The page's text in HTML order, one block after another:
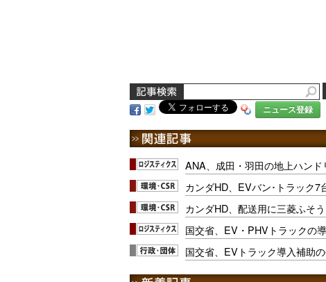
ニュース登録
ANA、成田・羽田の地上ハン
カンダHD、EVバン･トラック7
カンダHD、配送用に三菱ふそ
国交省、EV・PHVトラックの
国交省、EVトラック導入補助